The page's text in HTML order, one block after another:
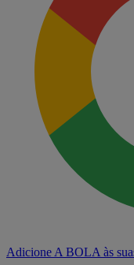
Adicione A BOLA às